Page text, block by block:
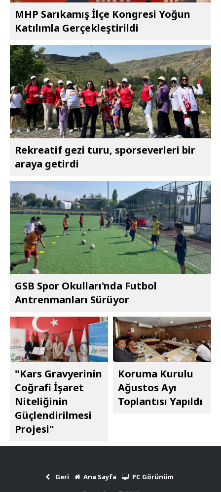
MHP Sarıkamış İlçe Kongresi Yoğun
Katılımla Gerçekleştirildi
Rekreatif gezi turu, sporseverleri bir
araya getirdi
GSB Spor Okulları'nda Futbol
Antrenmanları Sürüyor
"Kars Gravyerinin
Coğrafi İşaret
Niteliğinin
Güçlendirilmesi
Projesi"
Koruma Kurulu
Ağustos Ayı
Toplantısı Yapıldı
Geri Ana Sayfa
PC Görünüm